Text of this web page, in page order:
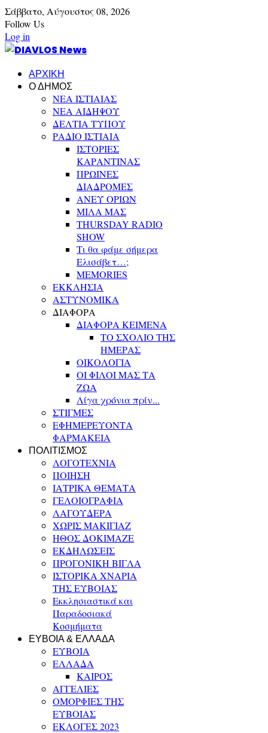
Σάββατο, Αύγουστος 08, 2026
Follow Us
Log in
ΑΡΧΙΚΗ
Ο ΔΗΜΟΣ
ΝΕΑ ΙΣΤΙΑΙΑΣ
ΝΕΑ ΑΙΔΗΨΟΥ
ΔΕΛΤΙΑ ΤΥΠΟΥ
ΡΑΔΙΟ ΙΣΤΙΑΙΑ
ΙΣΤΟΡΙΕΣ
ΚΑΡΑΝΤΙΝΑΣ
ΠΡΩΙΝΕΣ
ΔΙΑΔΡΟΜΕΣ
ΑΝΕΥ ΟΡΙΩΝ
ΜΙΛΑ ΜΑΣ
THURSDAY RADIO
SHOW
Τι θα φάμε σήμερα
Ελισάβετ…;
MEMORIES
ΕΚΚΛΗΣΙΑ
ΑΣΤΥΝΟΜΙΚΑ
ΔΙΑΦΟΡΑ
ΔΙΑΦΟΡΑ ΚΕΙΜΕΝΑ
ΤΟ ΣΧΟΛΙΟ ΤΗΣ
ΗΜΕΡΑΣ
ΟΙΚΟΛΟΓΙΑ
ΟΙ ΦΙΛΟΙ ΜΑΣ ΤΑ
ΖΩΑ
Λίγα χρόνια πρίν...
ΣΤΙΓΜΕΣ
ΕΦΗΜΕΡΕΥΟΝΤΑ
ΦΑΡΜΑΚΕΙΑ
ΠΟΛΙΤΙΣΜΟΣ
ΛΟΓΟΤΕΧΝΙΑ
ΠΟΙΗΣΗ
ΙΑΤΡΙΚΑ ΘΕΜΑΤΑ
ΓΕΛΟΙΟΓΡΑΦΙΑ
ΛΑΓΟΥΔΕΡΑ
ΧΩΡΙΣ ΜΑΚΙΓΙΑΖ
ΗΘΟΣ ΔΟΚΙΜΑΖΕ
ΕΚΔΗΛΩΣΕΙΣ
ΠΡΟΓΟΝΙΚΗ ΒΙΓΛΑ
ΙΣΤΟΡΙΚΑ ΧΝΑΡΙΑ
ΤΗΣ ΕΥΒΟΙΑΣ
Εκκλησιαστικά και
Παραδοσιακά
Κοσμήματα
ΕΥΒΟΙΑ & ΕΛΛΑΔΑ
ΕΥΒΟΙΑ
ΕΛΛΑΔΑ
ΚΑΙΡΟΣ
ΑΓΓΕΛΙΕΣ
ΟΜΟΡΦΙΕΣ ΤΗΣ
ΕΥΒΟΙΑΣ
ΕΚΛΟΓΕΣ 2023